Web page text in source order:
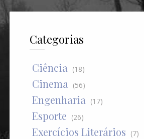
Categorias
Ciência (18)
Cinema (56)
Engenharia (17)
Esporte (26)
Exercícios Literários (7)